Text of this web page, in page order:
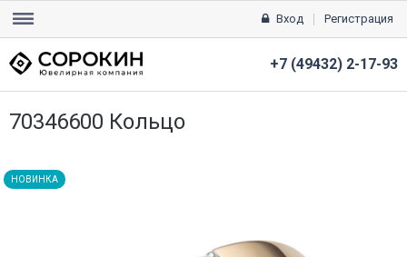
Вход Регистрация
+7 (49432) 2-17-93
70346600 Кольцо
НОВИНКА